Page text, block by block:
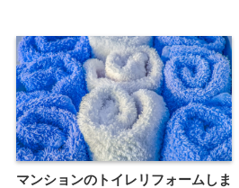
マンションのトイレリフォームしま